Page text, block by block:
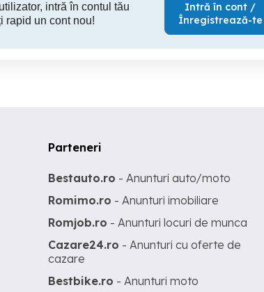
intră în contul tău
rapid un cont nou!
Intră în cont /
Înregistrează-te
Parteneri
Bestauto.ro - Anunturi auto/moto
Romimo.ro - Anunturi imobiliare
Romjob.ro - Anunturi locuri de munca
Cazare24.ro - Anunturi cu oferte de
cazare
Bestbike.ro - Anunturi moto